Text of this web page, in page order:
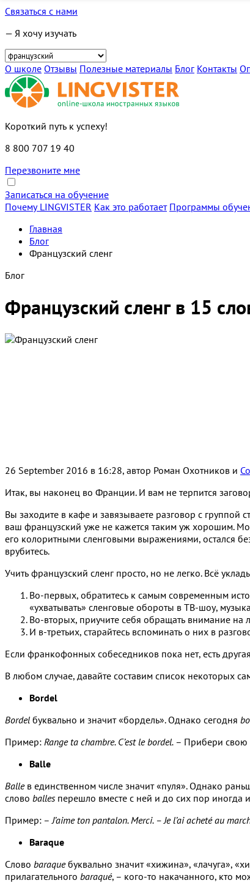
Связаться с нами
— Я хочу изучать
О школе Отзывы Полезные материалы Блог Контакты
Короткий путь к успеху!
8 800 707 19 40
Перезвоните мне
Записаться на обучение
Почему LINGVISTER Как это работает Программы
Главная
Блог
Французский сленг
Блог
Французский сленг в 15
26 September 2016 в 16:28, автор Роман Охотников и
Итак, вы наконец во Франции. И вам не терпится
Вы заходите в кафе и завязываете разговор с группой
ваш французский уже не кажется таким уж хорошим.
его колоритными сленговыми выражениями, остался
врубитесь.
Учить французский сленг просто, но не легко. Всё
Во-первых, обратитесь к самым современным
«ухватывать» сленговые обороты в ТВ-шоу,
Во-вторых, приучите себя обращать внимание на
И в-третьих, старайтесь вспоминать о них в
Если франкофонных собеседников пока нет, есть
В любом случае, давайте составим список некоторых
Bordel
Bordel буквально и значит «бордель». Однако сегодня
Пример: Range ta chambre. C’est le bordel. – Прибери свою
Balle
Balleв единственном числе значит «пуля». Однако
слово balles перешло вместе с ней и до сих пор иногда
Пример: – J’aime ton pantalon. Merci. – Je l’ai acheté au
Baraque
Слово baraqueбуквально значит «хижина», «лачуга»,
прилагательного baraqué, – кого-то накачанного, кто